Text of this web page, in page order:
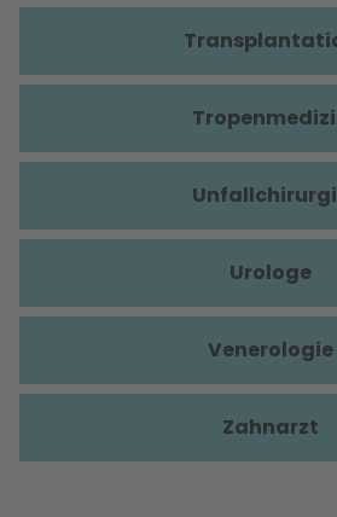
Urologe
Venerologie
Zahnarzt